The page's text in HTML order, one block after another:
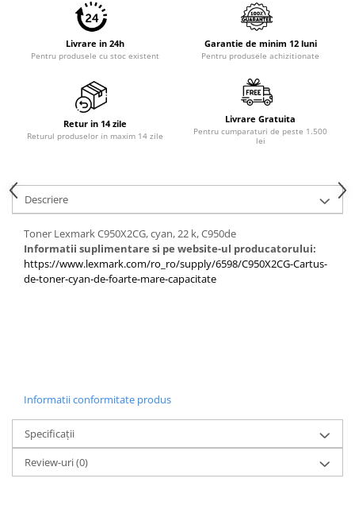
Piese si accesorii
Accesorii Printing
PC Gaming
All-in-One PC
Mini PC
Monitoare
Monitoare LED
Accesorii monitoare
Memorii RAM
SSD-uri interne
Hard disk-uri interne
Surse
Livrare in 24h
Pentru produsele cu stoc existent
Garantie de minim 12 luni
Pentru produsele achizitionate
Retur in 14 zile
Returul produselor in maxim 14 zile
Livrare Gratuita
Pentru cumparaturi de peste 1.500
lei
Descriere
Toner Lexmark C950X2CG, cyan, 22 k, C950de
Informatii suplimentare si pe website-ul producatorului:
https://www.lexmark.com/ro_ro/supply/6598/C950X2CG-Cartus-
de-toner-cyan-de-foarte-mare-capacitate
Informatii conformitate produs
Specificații
Review-uri(0)